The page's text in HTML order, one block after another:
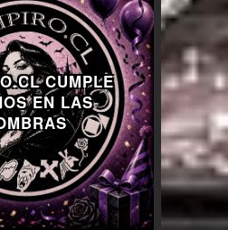
CUMPLE
EN LAS